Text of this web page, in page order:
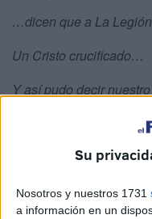
Su
Nosotros y nuestros 1731
a información en un
…dicen que a La
Un Cristo crucificado…
Y así pudo decir
“No somos